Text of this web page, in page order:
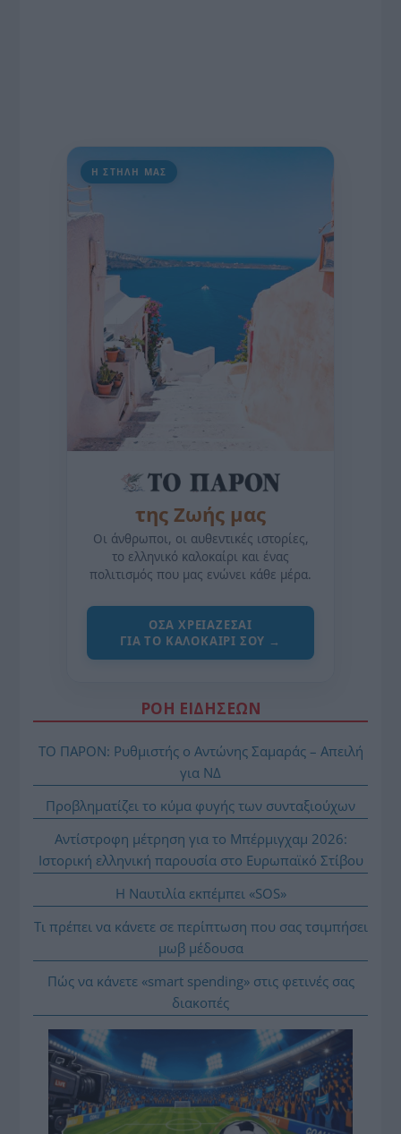
Η ΣΤΗΛΗ ΜΑΣ
της Ζωής μας
Οι άνθρωποι, οι αυθεντικές ιστορίες,
το ελληνικό καλοκαίρι και ένας
πολιτισμός που μας ενώνει κάθε μέρα.
ΌΣΑ ΧΡΕΙΆΖΕΣΑΙ
ΓΙΑ ΤΟ ΚΑΛΟΚΑΊΡΙ ΣΟΥ →
ΡΟΗ ΕΙΔΗΣΕΩΝ
ΤΟ ΠΑΡΟΝ: Ρυθμιστής ο Αντώνης Σαμαράς – Απειλή
για ΝΔ
Προβληματίζει το κύμα φυγής των συνταξιούχων
Αντίστροφη μέτρηση για το Μπέρμιγχαμ 2026:
Ιστορική ελληνική παρουσία στο Ευρωπαϊκό Στίβου
Η Ναυτιλία εκπέμπει «SOS»
Τι πρέπει να κάνετε σε περίπτωση που σας τσιμπήσει
μωβ μέδουσα
Πώς να κάνετε «smart spending» στις φετινές σας
διακοπές